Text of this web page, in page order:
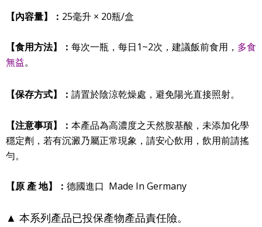
【內容量】： 25毫升 × 20瓶/盒
【食用方法】： 每次一瓶，每日1~2次，建議飯前食用， 多食
無益。
【保存方式】： 請置於陰涼乾燥處，避免陽光直接照射。
【注意事項】： 本產品為高濃度之天然胺基酸 ，未添加化學
穩定劑 ，若有沉澱乃屬正常現象，請安心飲用，飲用前請搖
勻。
【原 產 地】： 德國進口 Made In Germany
▲ 本系列產品已投保產物產品責任險。